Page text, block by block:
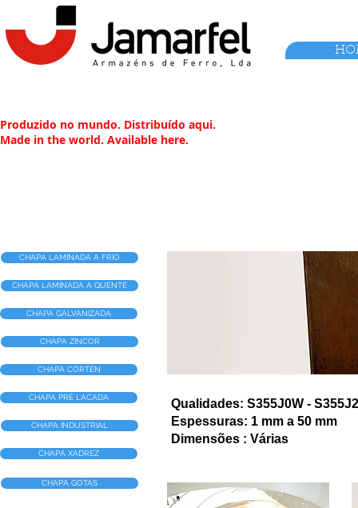
Produzido no mundo. Distribuído aqui.
Made in the world. Available here.
CHAPA LAMINADA A FRIO
CHAPA LAMINADA A QUENTE
CHAPA GALVANIZADA
CHAPA ZINCOR
CHAPA CORTEN
CHAPA PRÉ LACADA
CHAPA INDUSTRIAL
Qualidades: S355J0W -
Espessuras: 1 mm a 50 mm
Dimensões : Várias
CHAPA XADREZ
CHAPA GOTAS